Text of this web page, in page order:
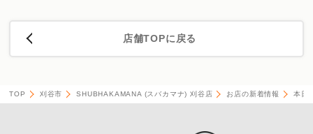
店舗TOPに戻る
TOP 刈谷市 SHUBHAKAMANA (スバカマナ) 刈谷店 お店の新着情報 本日